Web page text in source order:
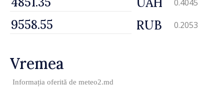
0.4045
RUB 0.2053
Vremea
Informația oferită de meteo2.md